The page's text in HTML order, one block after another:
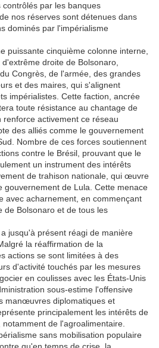
par les banques
nos réserves sont détenues dans
dominés par l'impérialisme
puissante cinquième colonne interne,
droite de Bolsonaro,
Congrès, de l'armée, des grandes
et des maires, qui s'alignent
impérialistes. Cette faction, ancrée
toute résistance au chantage de
activement ce réseau
des alliés comme le gouvernement
Nombre de ces forces soutiennent
contre le Brésil, prouvant que le
un instrument des intérêts
de trahison nationale, qui œuvre
gouvernement de Lula. Cette menace
avec acharnement, en commençant
de Bolsonaro et de tous les
jusqu'à présent réagi de manière
la réaffirmation de la
actions se sont limitées à des
d'activité touchés par les mesures
en coulisses avec les États-Unis
sous-estime l'offensive
manœuvres diplomatiques et
principalement les intérêts de
de l'agroalimentaire.
sans mobilisation populaire